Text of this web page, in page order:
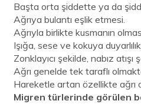
Başta orta şiddette ya da
Ağrıya bulantı eşlik etmesi.
Ağrıyla birlikte kusmanın
Işığa, sese ve kokuya
Zonklayıcı şekilde, nabız atışı
Ağrı genelde tek taraflı
Hareketle artan özellikte ağrı
Migren türlerinde görülen